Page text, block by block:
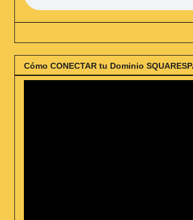
Cómo CONECTAR tu Dominio